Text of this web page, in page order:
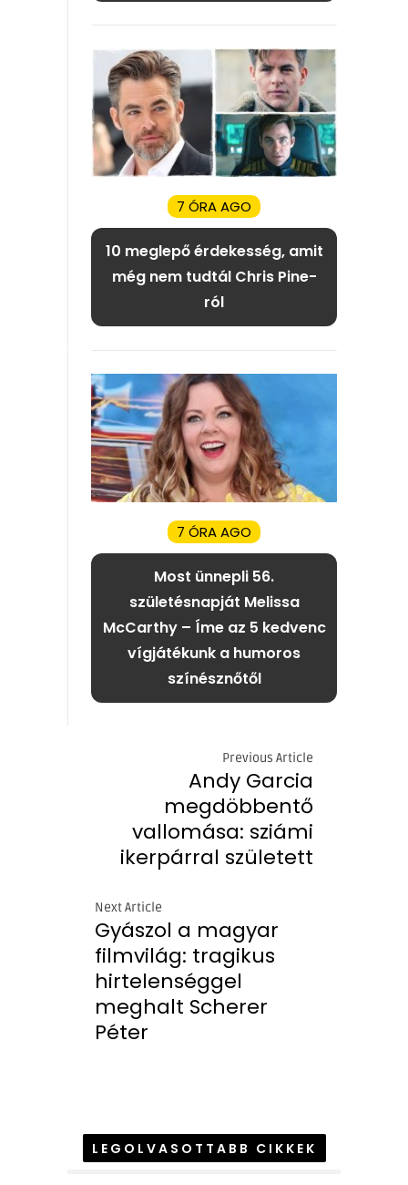
7 ÓRA AGO
10 meglepő érdekesség, amit
még nem tudtál Chris Pine-
ról
7 ÓRA AGO
Most ünnepli 56.
születésnapját Melissa
McCarthy – Íme az 5 kedvenc
vígjátékunk a humoros
színésznőtől
Previous Article
Andy Garcia
megdöbbentő
vallomása: sziámi
ikerpárral született
Next Article
Gyászol a magyar
filmvilág: tragikus
hirtelenséggel
meghalt Scherer
Péter
LEGOLVASOTTABB CIKKEK